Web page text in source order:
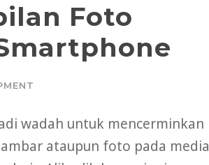
Foto
wadah untuk mencerminkan
ataupun foto pada media